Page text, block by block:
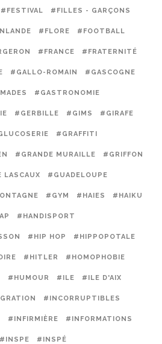
#FESTIVAL #FILLES - GARÇONS
#FLORE #FOOTBALL
#FRANCE #FRATERNITÉ
#GALLO-ROMAIN #GASCOGNE
#GASTRONOMIE
#GERBILLE #GIMS #GIRAFE
#GRAFFITI
#GRANDE MURAILLE #GRIFFON
LASCAUX #GUADELOUPE
#GYM #HAIES #HAIKU
#HANDISPORT
#HIP HOP #HIPPOPOTALE
#HITLER #HOMOPHOBIE
#HUMOUR #ILE #ILE D'AIX
#INCORRUPTIBLES
#INFIRMIÈRE #INFORMATIONS
#INSPE #INSPÉ